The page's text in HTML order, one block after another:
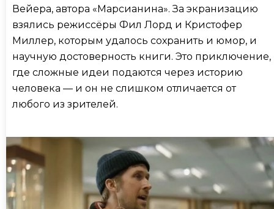
Вейера, автора «Марсианина». За экранизацию
взялись режиссёры Фил Лорд и Кристофер
Миллер, которым удалось сохранить и юмор, и
научную достоверность книги. Это приключение,
где сложные идеи подаются через историю
человека — и он не слишком отличается от
любого из зрителей.